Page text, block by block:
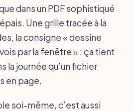
dans un PDF sophistiqué
Une grille tracée à la
la consigne « dessine
par la fenêtre » : ça tient
la journée qu’un fichier
en page.
soi-même, c’est aussi